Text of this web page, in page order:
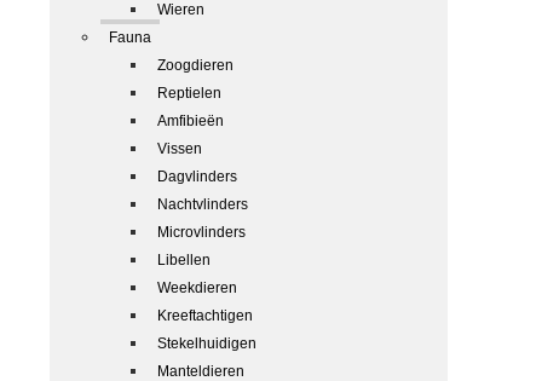
Wieren
Fauna
Zoogdieren
Reptielen
Amfibieën
Vissen
Dagvlinders
Nachtvlinders
Microvlinders
Libellen
Weekdieren
Kreeftachtigen
Stekelhuidigen
Manteldieren